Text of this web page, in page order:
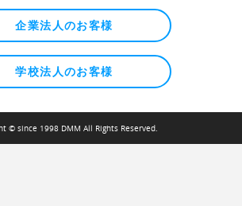
企業法人のお客様
学校法人のお客様
© since 1998 DMM All Rights Reserved.